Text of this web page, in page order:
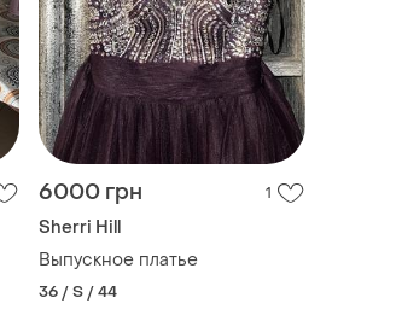
6000 грн 1
Sherri Hill
Выпускное платье
36 / S / 44